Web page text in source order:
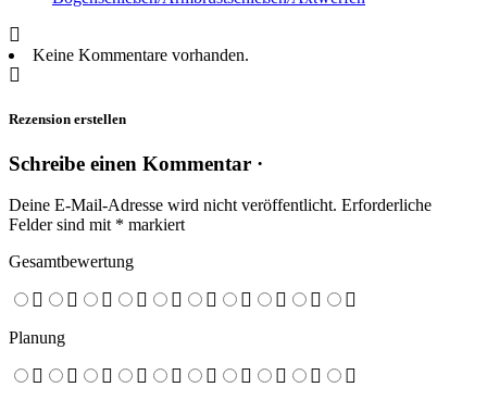
Keine Kommentare vorhanden.
Rezension erstellen
Schreibe einen Kommentar ·
Deine E-Mail-Adresse wird nicht veröffentlicht. Erforderliche
Felder sind mit * markiert
Gesamtbewertung
Planung